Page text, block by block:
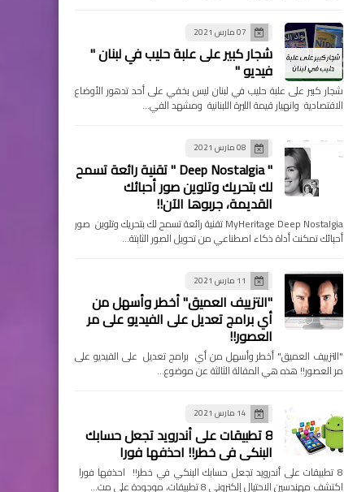
07 مارس 2021
شجار كبير على علبة حليب في لبنان "
فيديو "
شجار كبير على علبة حليب في لبنان ليس بخفي على أحد تدهور الأوضاع
الاقتصادية وانهيار قيمة الليرة اللبنانية ومشهد الفي…
08 مارس 2021
" Deep Nostalgia " تقنية رائعة تسمح
لك بتحريك وتلوين صور أحبائك
القديمة، جربوها الآن!!
MyHeritage Deep Nostalgia تقنية رائعة تسمح لك بتحريك وتلوين صور
أحبائك تمكنت أداة ذكاء اصطناعي من تحويل الصور الثابتة…
11 مارس 2021
"التزييف العميق" أخطر وأسهل من
أي برامج تعديل على الفيديو على مر
العصور!!
"التزييف العميق" أخطر وأسهل من أي برامج تعديل على الفيديو على
مر العصور!! هذه هي المقالة الثالثة عن موضوع…
14 مارس 2021
8 تطبيقات على أندرويد تجعل حسابك
البنكي في خطر!! احذفها فورا
8 تطبيقات على أندرويد تجعل حسابك البنكي في خطر!! احذفها فورا
اكتشف مهندسين الاحتيال إلكتروني 8 تطبيقات، موجودة على مت…